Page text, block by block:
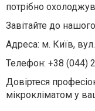
потрібно
Завітайте до
Адреса: м. Київ,
Телефон: +38 (044)
Довіртеся
мікрокліматом у